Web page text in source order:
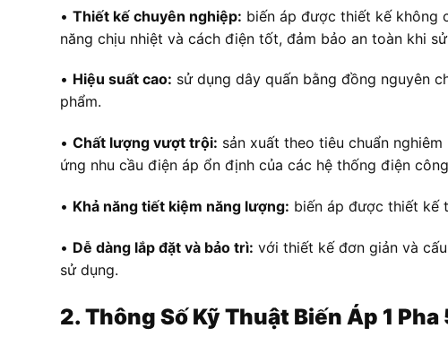
• Thiết kế chuyên nghiệp: biến áp được thiết kế không
năng chịu nhiệt và cách điện tốt, đảm bảo an toàn khi
• Hiệu suất cao: sử dụng dây quấn bằng đồng nguyên
phẩm.
• Chất lượng vượt trội: sản xuất theo tiêu chuẩn
ứng nhu cầu điện áp ổn định của các hệ thống điện
• Khả năng tiết kiệm năng lượng: biến áp được thiết kế
• Dễ dàng lắp đặt và bảo trì: với thiết kế đơn giản và
sử dụng.
2. Thông Số Kỹ Thuật Biến Áp 1